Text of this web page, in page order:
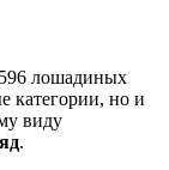
лошадиных
категории, но и
виду
.